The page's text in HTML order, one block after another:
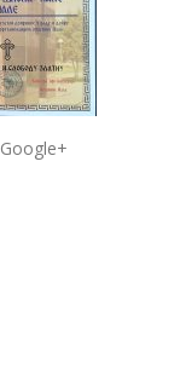
Google+